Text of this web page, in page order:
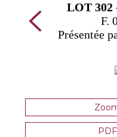
LOT
F.
Présentée